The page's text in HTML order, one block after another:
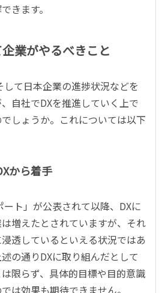
きます。
業がやるべきこと
して日本企業の進捗状況などを
自社でDXを推進していく上で
しょうか。これについては以下
から着手
ト」が公表されて以降、DXに
増えたとされていますが、それ
透しているといえる状況ではあ
の通りDXに取り組んだとして
限らず、具体的目標や目的意識
は効果も期待できません。